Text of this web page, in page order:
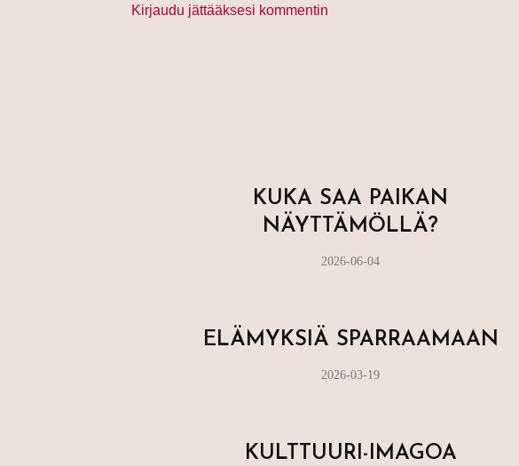
Kirjaudu jättääksesi kommentin
KUKA SAA PAIKAN
NÄYTTÄMÖLLÄ?
2026-06-04
ELÄMYKSIÄ SPARRAAMAAN
2026-03-19
KULTTUURI-IMAGOA